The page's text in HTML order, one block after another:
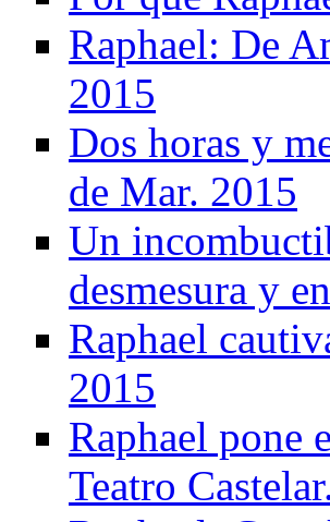
Raphael: De
2015
Dos horas y
de Mar. 2015
Un
desmesura y
Raphael
2015
Raphael pone
Teatro